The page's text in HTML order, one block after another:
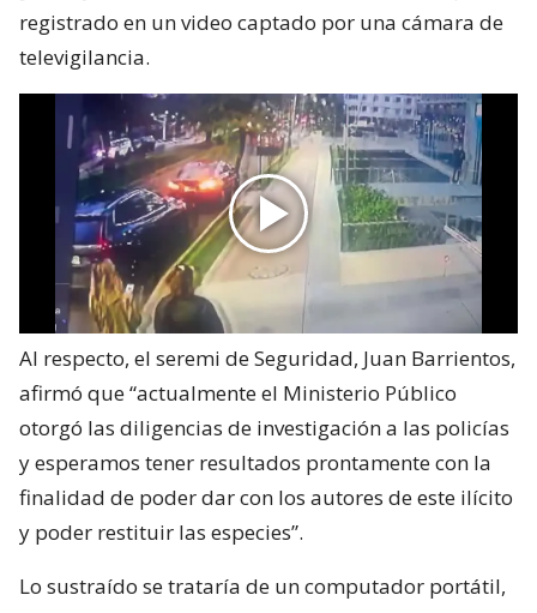
registrado en un video captado por una cámara de
televigilancia.
Al respecto, el seremi de Seguridad, Juan Barrientos,
afirmó que “actualmente el Ministerio Público
otorgó las diligencias de investigación a las policías
y esperamos tener resultados prontamente con la
finalidad de poder dar con los autores de este ilícito
y poder restituir las especies”.
Lo sustraído se trataría de un computador portátil,